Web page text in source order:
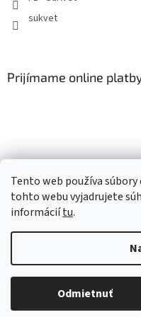
Tento web používa
tohto webu vyjadrujete
informáciítu.
Odmietnuť
sukvet
Prijímame online
Copyright 2026SuKvet